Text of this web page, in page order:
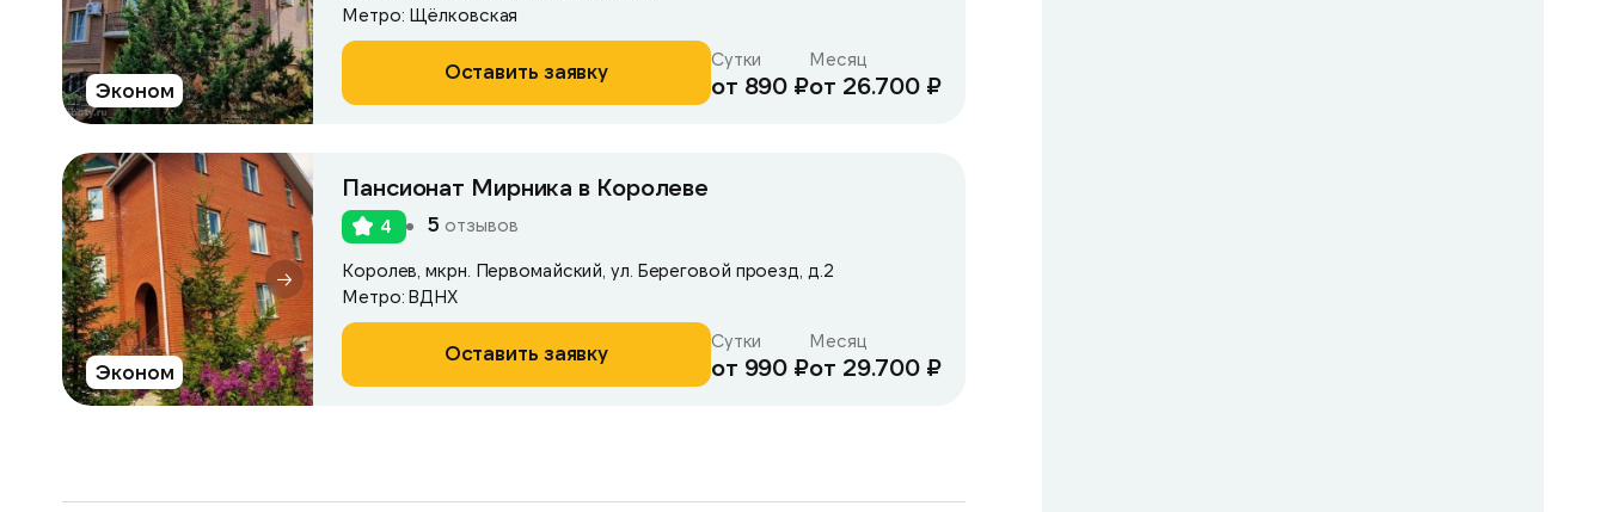
Эконом
Метро: Щёлковская
Оставить заявку Сутки
от 890 ₽
Месяц
от 26.700 ₽
Эконом
Пансионат Мирника в Королеве
4 5 отзывов
Королев, мкрн. Первомайский, ул. Береговой проезд, д.2
Метро: ВДНХ
Оставить заявку Сутки
от 990 ₽
Месяц
от 29.700 ₽